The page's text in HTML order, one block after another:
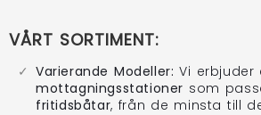
VÅRT SORTIMENT:
Varierande Modeller: Vi
mottagningsstationer som
fritidsbåtar, från de minsta till